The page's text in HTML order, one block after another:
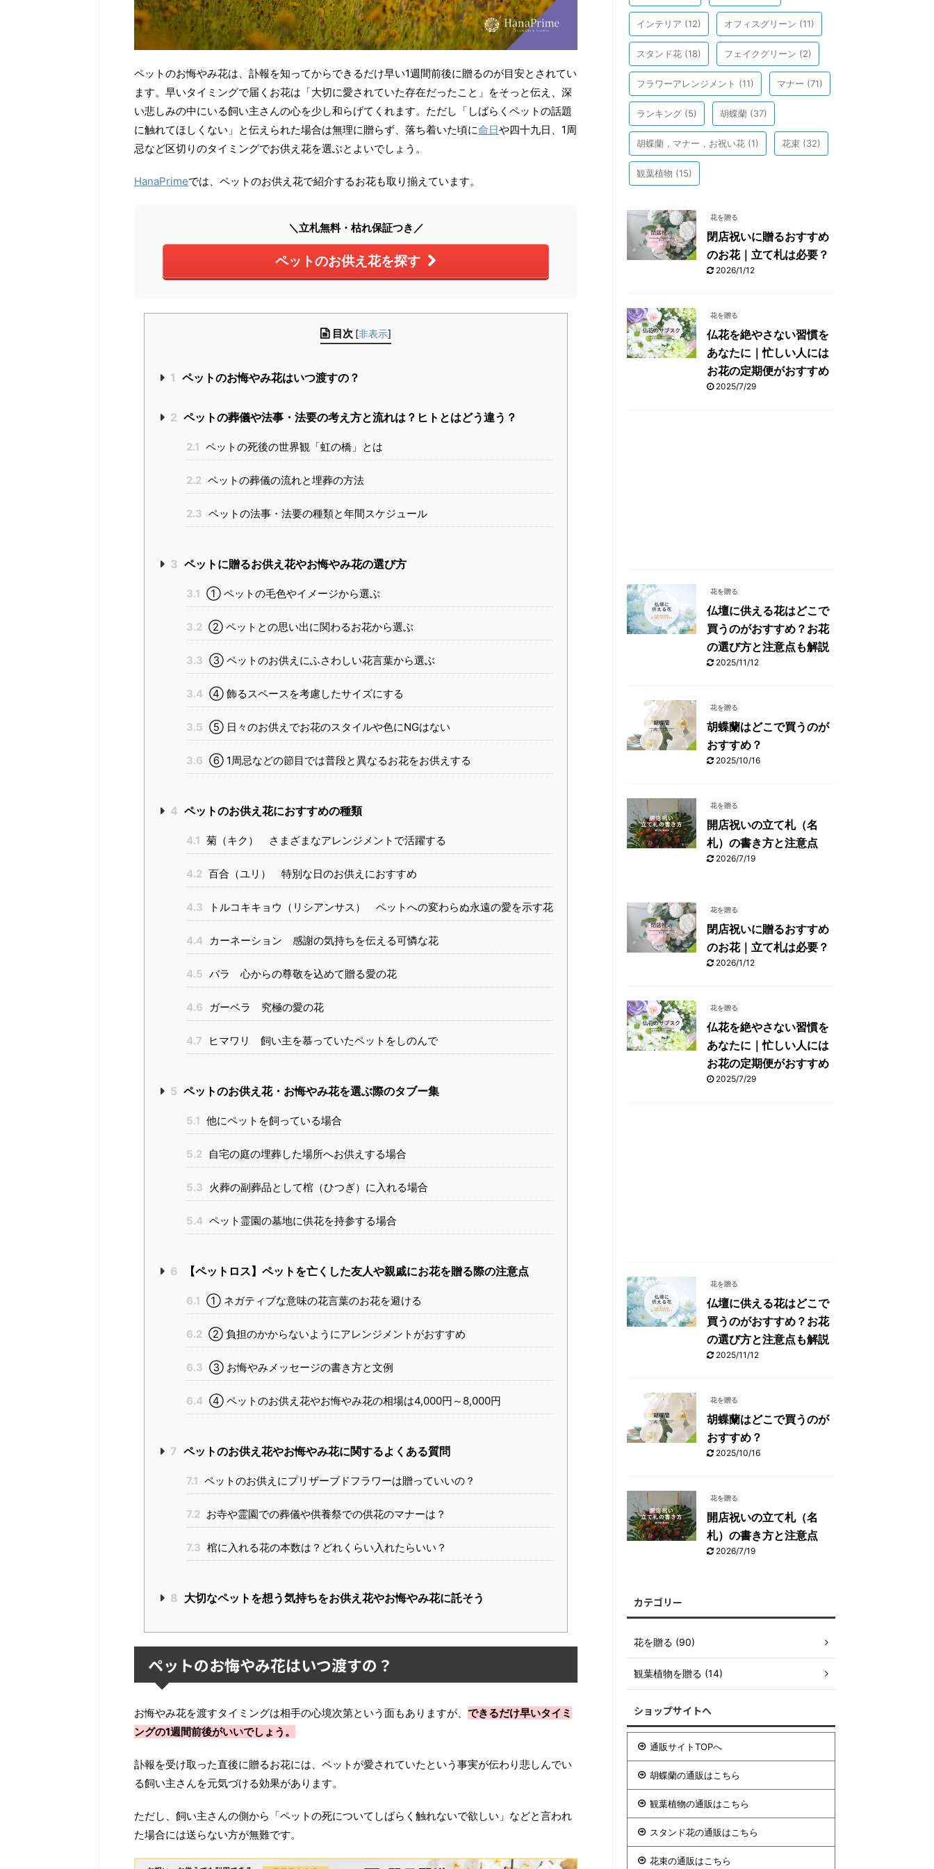
ペットのお悔やみ花は、訃報を知ってからできるだけ早い1週間前後に贈るのが目安とされてい
ます。早いタイミングで届くお花は「大切に愛されていた存在だったこと」をそっと伝え、深
い悲しみの中にいる飼い主さんの心を少し和らげてくれます。ただし「しばらくペットの話題
に触れてほしくない」と伝えられた場合は無理に贈らず、落ち着いた頃に命日や四十九日、1周
忌など区切りのタイミングでお供え花を選ぶとよいでしょう。
HanaPrimeでは、ペットのお供え花で紹介するお花も取り揃えています。
＼立札無料・枯れ保証つき／
ペットのお供え花を探す
目次 [非表示]
1 ペットのお悔やみ花はいつ渡すの？
2 ペットの葬儀や法事・法要の考え方と流れは？ヒトとはどう違う？
2.1 ペットの死後の世界観「虹の橋」とは
2.2 ペットの葬儀の流れと埋葬の方法
2.3 ペットの法事・法要の種類と年間スケジュール
3 ペットに贈るお供え花やお悔やみ花の選び方
3.1 ① ペットの毛色やイメージから選ぶ
3.2 ② ペットとの思い出に関わるお花から選ぶ
3.3 ③ ペットのお供えにふさわしい花言葉から選ぶ
3.4 ④ 飾るスペースを考慮したサイズにする
3.5 ⑤ 日々のお供えでお花のスタイルや色にNGはない
3.6 ⑥ 1周忌などの節目では普段と異なるお花をお供えする
4 ペットのお供え花におすすめの種類
4.1 菊（キク） さまざまなアレンジメントで活躍する
4.2 百合（ユリ） 特別な日のお供えにおすすめ
4.3 トルコキキョウ（リシアンサス） ペットへの変わらぬ永遠の愛を示す花
4.4 カーネーション 感謝の気持ちを伝える可憐な花
4.5 バラ 心からの尊敬を込めて贈る愛の花
4.6 ガーベラ 究極の愛の花
4.7 ヒマワリ 飼い主を慕っていたペットをしのんで
5 ペットのお供え花・お悔やみ花を選ぶ際のタブー集
5.1 他にペットを飼っている場合
5.2 自宅の庭の埋葬した場所へお供えする場合
5.3 火葬の副葬品として棺（ひつぎ）に入れる場合
5.4 ペット霊園の墓地に供花を持参する場合
6 【ペットロス】ペットを亡くした友人や親戚にお花を贈る際の注意点
6.1 ① ネガティブな意味の花言葉のお花を避ける
6.2 ② 負担のかからないようにアレンジメントがおすすめ
6.3 ③ お悔やみメッセージの書き方と文例
6.4 ④ ペットのお供え花やお悔やみ花の相場は4,000円～8,000円
7 ペットのお供え花やお悔やみ花に関するよくある質問
7.1 ペットのお供えにプリザーブドフラワーは贈っていいの？
7.2 お寺や霊園での葬儀や供養祭での供花のマナーは？
7.3 棺に入れる花の本数は？どれくらい入れたらいい？
8 大切なペットを想う気持ちをお供え花やお悔やみ花に託そう
ペットのお悔やみ花はいつ渡すの？
お悔やみ花を渡すタイミングは相手の心境次第という面もありますが、 できるだけ早いタイミ
ングの1週間前後がいいでしょう。
訃報を受け取った直後に贈るお花には、ペットが愛されていたという事実が伝わり悲しんでい
る飼い主さんを元気づける効果があります。
ただし、飼い主さんの側から「ペットの死についてしばらく触れないで欲しい」などと言われ
た場合には送らない方が無難です。
インテリア (12) オフィスグリーン (11)
スタンド花 (18) フェイクグリーン (2)
フラワーアレンジメント (11) マナー (71)
ランキング (5) 胡蝶蘭 (37)
胡蝶蘭，マナー，お祝い花 (1) 花束 (32)
観葉植物 (15)
花を贈る
閉店祝いに贈るおすすめ
のお花｜立て札は必要？
2026/1/12
花を贈る
仏花を絶やさない習慣を
あなたに｜忙しい人には
お花の定期便がおすすめ
2025/7/29
花を贈る
仏壇に供える花はどこで
買うのがおすすめ？お花
の選び方と注意点も解説
2025/11/12
花を贈る
胡蝶蘭はどこで買うのが
おすすめ？
2025/10/16
花を贈る
開店祝いの立て札（名
札）の書き方と注意点
2026/7/19
花を贈る
閉店祝いに贈るおすすめ
のお花｜立て札は必要？
2026/1/12
花を贈る
仏花を絶やさない習慣を
あなたに｜忙しい人には
お花の定期便がおすすめ
2025/7/29
花を贈る
仏壇に供える花はどこで
買うのがおすすめ？お花
の選び方と注意点も解説
2025/11/12
花を贈る
胡蝶蘭はどこで買うのが
おすすめ？
2025/10/16
花を贈る
開店祝いの立て札（名
札）の書き方と注意点
2026/7/19
カテゴリー
花を贈る (90)
観葉植物を贈る (14)
ショップサイトへ
通販サイトTOPへ
胡蝶蘭の通販はこちら
観葉植物の通販はこちら
スタンド花の通販はこちら
花束の通販はこちら